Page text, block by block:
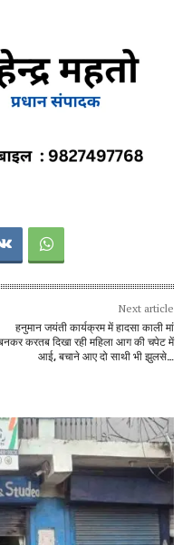
Next article
हनुमान जयंती कार्यक्रम में हादसा काली मां
करतब दिखा रही महिला आग की चपेट में
आई, बचाने आए दो साथी भी झुलसे…